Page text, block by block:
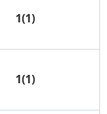
1(1)
1(1)